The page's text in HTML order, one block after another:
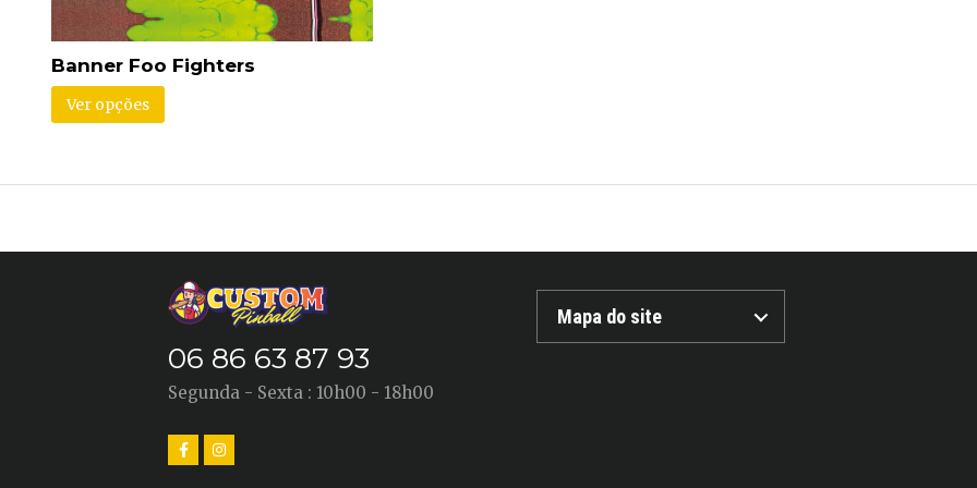
Banner Foo Fighters
Ver opções
06 86 63 87 93
Segunda - Sexta : 10h00 - 18h00
Mapa do site